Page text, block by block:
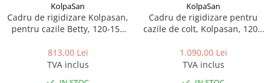
Pare, furtunuri si accesorii
Brate si palarii dus
Accesorii baie
Accesorii lavoar
KolpaSan
Cadru de rigidizare Kolpasan,
pentru cazile Betty, 120-150
813,00 Lei
TVA inclus
KolpaSan
Cadru de rigidizare pentru
cazile de colt, Kolpasan, 120 -
1.090,00 Lei
TVA inclus